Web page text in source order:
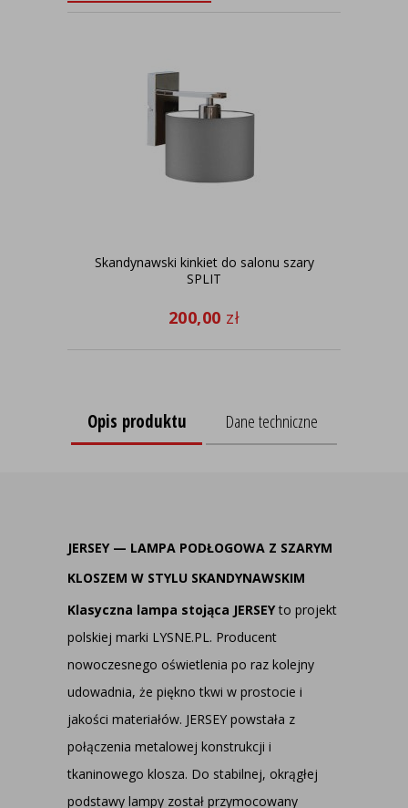
Skandynawski kinkiet do salonu szary
SPLIT
200,00 zł
Opis produktu Dane techniczne
JERSEY — LAMPA PODŁOGOWA Z SZARYM
KLOSZEM W STYLU SKANDYNAWSKIM
Klasyczna lampa stojąca JERSEYto projekt
polskiej marki LYSNE.PL. Producent
nowoczesnego oświetlenia po raz kolejny
udowadnia, że piękno tkwi w prostocie i
jakości materiałów. JERSEY powstała z
połączenia metalowej konstrukcji i
tkaninowego klosza. Do stabilnej, okrągłej
podstawy lampy został przymocowany